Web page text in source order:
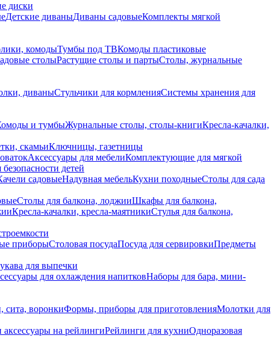
диски
Детские диваныДиваны садовыеКомплекты мягкой
комодыТумбы под ТВКомоды пластиковые
столыРастущие столы и партыСтолы, журнальные
диваныСтульчики для кормленияСистемы хранения для
и тумбыЖурнальные столы, столы-книгиКресла-качалки,
скамьиКлючницы, газетницы
Аксессуары для мебелиКомплектующие для мягкой
детей
садовыеНадувная мебельКухни походныеСтолы для сада
Столы для балкона, лоджииШкафы для балкона,
Кресла-качалки, кресла-маятникиСтулья для балкона,
приборыСтоловая посудаПосуда для сервировкиПредметы
для выпечки
для охлаждения напитковНаборы для бара, мини-
сита, воронкиФормы, приборы для приготовленияМолотки для
на рейлингиРейлинги для кухниОдноразовая